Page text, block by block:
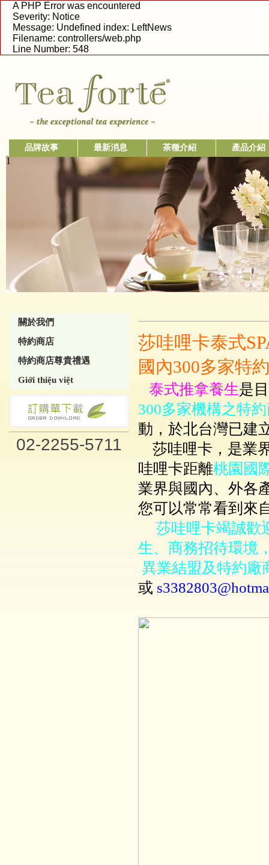
A PHP Error was encountered
Severity: Notice
Message: Undefined index: LeftNews
Filename: controllers/web.php
Line Number: 548
品牌故事 最新消息 茶種介紹 產品介紹
1
關於我們
特約商店
特約商店尊貴禮遇
Giới thiệu việt
02-2255-5711
莎哇哩卡泰式
國內300多家特
泰式推拿養生是
300多家機構之特
動，於北台灣已建
莎哇哩卡，是業
哇哩卡距離桃園國
業界與國內、外各
您可以常常看到來
莎哇哩卡竭誠歡
生、商務招待環境
異業結盟及特約廠
或